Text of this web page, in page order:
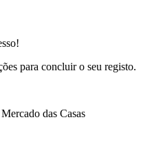
para concluir o seu registo.
das Casas